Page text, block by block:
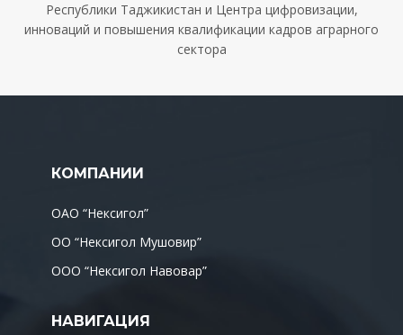
Республики Таджикистан и Центра цифровизации,
инноваций и повышения квалификации кадров аграрного
сектора
КОМПАНИИ
ОАО “Нексигол”
ОО “Нексигол Мушовир”
ООО “Нексигол Навовар”
НАВИГАЦИЯ